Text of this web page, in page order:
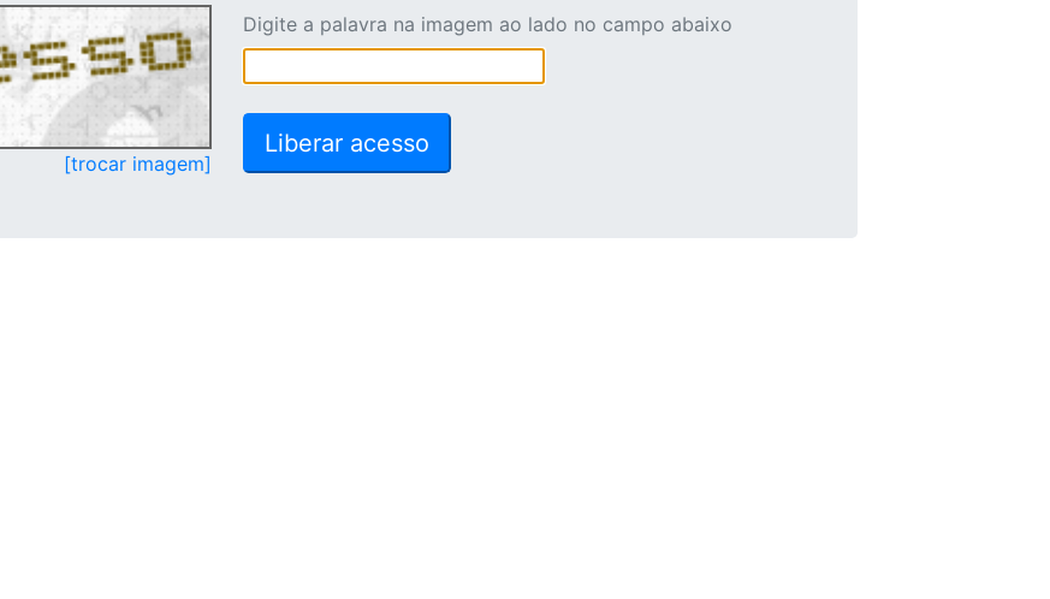
[trocar imagem]
Digite a palavra na imagem ao lado no campo abaixo